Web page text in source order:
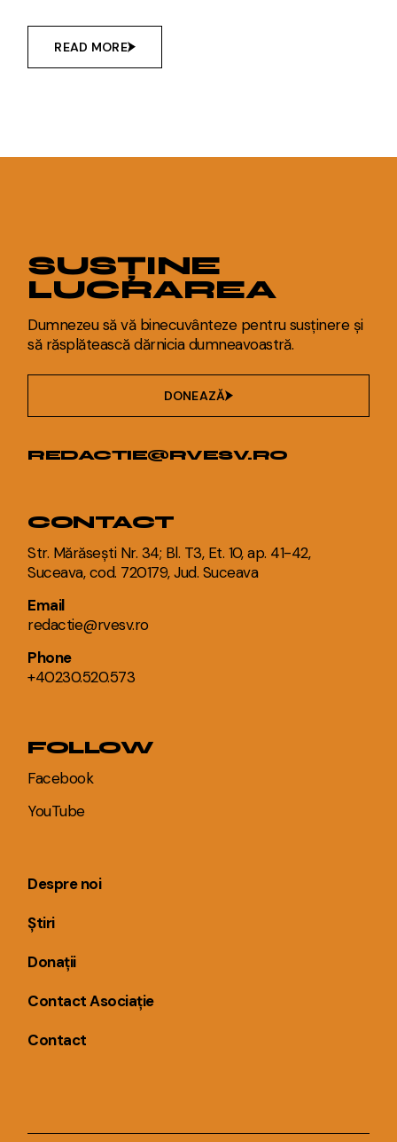
READ MORE
SUSȚINE
LUCRAREA
Dumnezeu să vă binecuvânteze pentru susținere și
să răsplătească dărnicia dumneavoastră.
DONEAZĂ
REDACTIE@RVESV.RO
CONTACT
Str. Mărăsești Nr. 34; Bl. T3, Et. 10, ap. 41-42,
Suceava, cod. 720179, Jud. Suceava
Email
redactie@rvesv.ro
Phone
+40230.520.573
FOLLOW
Facebook
YouTube
Despre noi
Știri
Donații
Contact Asociație
Contact